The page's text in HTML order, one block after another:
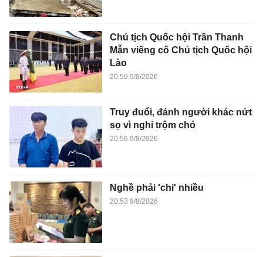
Chủ tịch Quốc hội Trần Thanh
Mẫn viếng cố Chủ tịch Quốc hội
Lào
20:59 9/8/2026
Truy đuổi, đánh người khác nứt
sọ vì nghi trộm chó
20:56 9/8/2026
Nghề phải 'chi' nhiều
20:53 9/8/2026